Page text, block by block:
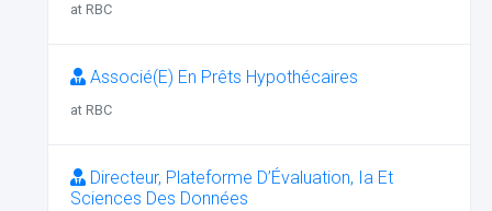
at RBC
Associé(E) En Prêts Hypothécaires
at RBC
Directeur, Plateforme D’Évaluation, Ia Et
Sciences Des Données